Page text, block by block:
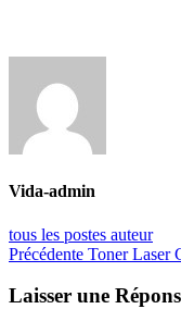
Vida-admin
tous les postes auteur
Navigation
de
Précédente Post
Toner Laser
Laisser une